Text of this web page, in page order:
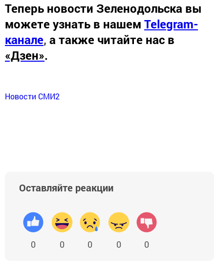
Теперь новости Зеленодольска вы
можете узнать в нашем Telegram-
канале, а также читайте нас в
«Дзен».
Новости СМИ2
Оставляйте реакции
0 0 0 0 0